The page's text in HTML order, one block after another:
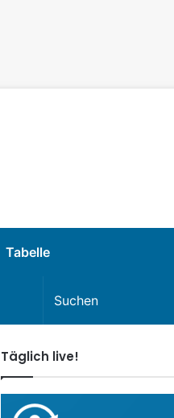
Tabelle
Täglich live!